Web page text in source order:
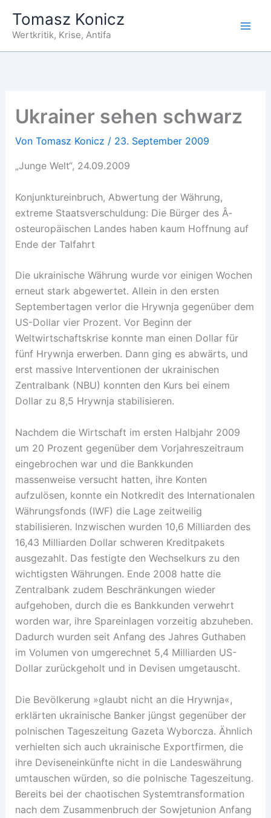
Inhalt
springen
Tomasz Konicz
Wertkritik, Krise, Antifa
Ukrainer sehen schwarz
Von Tomasz Konicz / 23. September 2009
„Junge Welt“, 24.09.2009
Konjunktureinbruch, Abwertung der Währung,
extreme Staatsverschuldung: Die Bürger des Â­
osteuropäischen Landes haben kaum Hoffnung auf
Ende der Talfahrt
Die ukrainische Währung wurde vor einigen Wochen
erneut stark abgewertet. Allein in den ersten
Septembertagen verlor die Hrywnja gegenüber dem
US-Dollar vier Prozent. Vor Beginn der
Weltwirtschaftskrise konnte man einen Dollar für
fünf Hrywnja erwerben. Dann ging es abwärts, und
erst massive Interventionen der ukrainischen
Zentralbank (NBU) konnten den Kurs bei einem
Dollar zu 8,5 Hrywnja stabilisieren.
Nachdem die Wirtschaft im ersten Halbjahr 2009
um 20 Prozent gegenüber dem Vorjahreszeitraum
eingebrochen war und die Bankkunden
massenweise versucht hatten, ihre Konten
aufzulösen, konnte ein Notkredit des Internationalen
Währungsfonds (IWF) die Lage zeitweilig
stabilisieren. Inzwischen wurden 10,6 Milliarden des
16,43 Milliarden Dollar schweren Kreditpakets
ausgezahlt. Das festigte den Wechselkurs zu den
wichtigsten Währungen. Ende 2008 hatte die
Zentralbank zudem Beschränkungen wieder
aufgehoben, durch die es Bankkunden verwehrt
worden war, ihre Spareinlagen vorzeitig abzuheben.
Dadurch wurden seit Anfang des Jahres Guthaben
im Volumen von umgerechnet 5,4 Milliarden US-
Dollar zurückgeholt und in Devisen umgetauscht.
Die Bevölkerung »glaubt nicht an die Hrywnja«,
erklärten ukrainische Banker jüngst gegenüber der
polnischen Tageszeitung Gazeta Wyborcza. Ähnlich
verhielten sich auch ukrainische Exportfirmen, die
ihre Deviseneinkünfte nicht in die Landeswährung
umtauschen würden, so die polnische Tageszeitung.
Bereits bei der chaotischen Systemtransformation
nach dem Zusammenbruch der Sowjetunion Anfang